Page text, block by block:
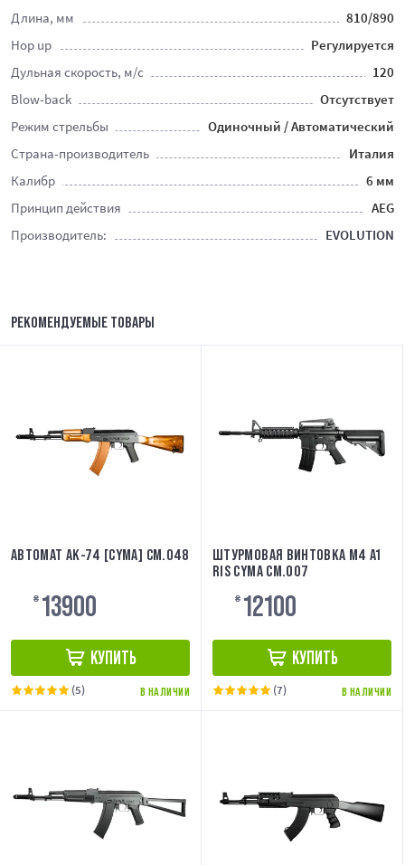
Длина, мм
810/890
Hop up
Регулируется
Дульная скорость, м/с
120
Blow-back
Отсутствует
Режим стрельбы
Одиночный / Автоматический
Страна-производитель
Италия
Калибр
6 мм
Принцип действия
AEG
Производитель:
EVOLUTION
РЕКОМЕНДУЕМЫЕ ТОВАРЫ
АВТОМАТ АК-74 [CYMA] CM.048
₴ 13900
КУПИТЬ
В НАЛИЧИИ
(5)
ШТУРМОВАЯ ВИНТОВКА M4 A1
RIS CYMA CM.007
₴ 12100
КУПИТЬ
В НАЛИЧИИ
(7)